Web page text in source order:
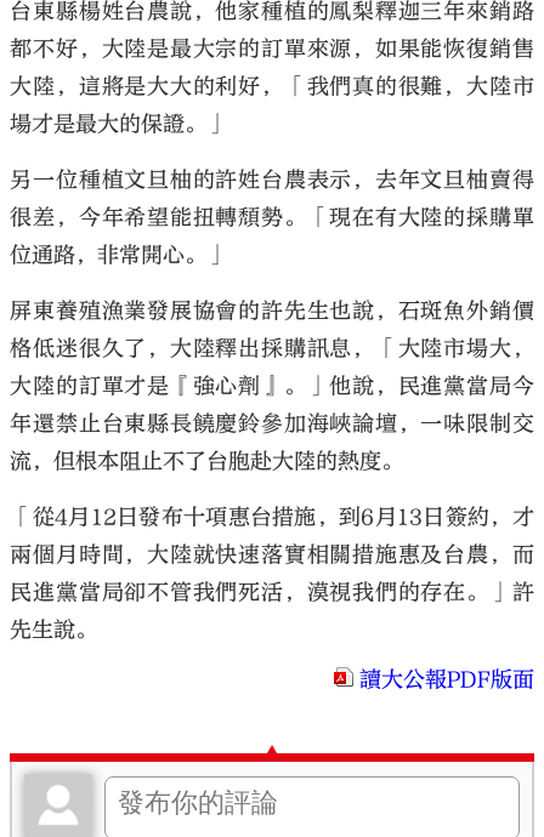
台東縣楊姓台農說，他家種植的鳳梨釋迦三年來銷路
都不好，大陸是最大宗的訂單來源，如果能恢復銷售
大陸，這將是大大的利好，「我們真的很難，大陸市
場才是最大的保證。」
另一位種植文旦柚的許姓台農表示，去年文旦柚賣得
很差，今年希望能扭轉頹勢。「現在有大陸的採購單
位通路，非常開心。」
屏東養殖漁業發展協會的許先生也說，石斑魚外銷價
格低迷很久了，大陸釋出採購訊息，「大陸市場大，
大陸的訂單才是『強心劑』。」他說，民進黨當局今
年還禁止台東縣長饒慶鈴參加海峽論壇，一味限制交
流，但根本阻止不了台胞赴大陸的熱度。
「從4月12日發布十項惠台措施，到6月13日簽約，才
兩個月時間，大陸就快速落實相關措施惠及台農，而
民進黨當局卻不管我們死活，漠視我們的存在。」許
先生說。
讀大公報PDF版面